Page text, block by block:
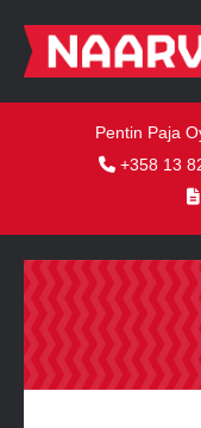
Pentin Paja
+358 13